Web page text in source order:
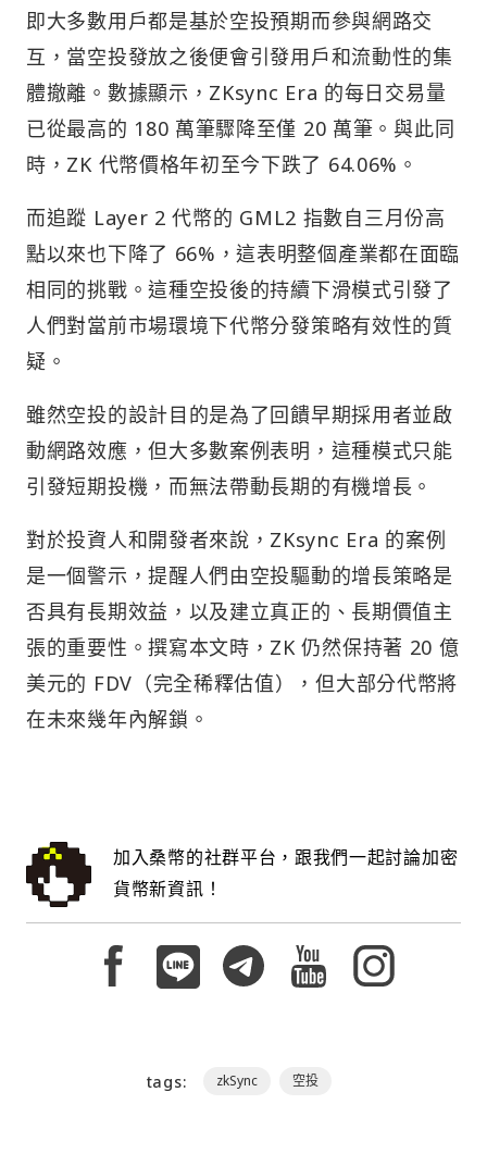
即大多數用戶都是基於空投預期而參與網路交
互，當空投發放之後便會引發用戶和流動性的集
體撤離。數據顯示，ZKsync Era 的每日交易量
已從最高的 180 萬筆驟降至僅 20 萬筆。與此同
時，ZK 代幣價格年初至今下跌了 64.06%。
而追蹤 Layer 2 代幣的 GML2 指數自三月份高
點以來也下降了 66%，這表明整個產業都在面臨
相同的挑戰。這種空投後的持續下滑模式引發了
人們對當前市場環境下代幣分發策略有效性的質
疑。
雖然空投的設計目的是為了回饋早期採用者並啟
動網路效應，但大多數案例表明，這種模式只能
引發短期投機，而無法帶動長期的有機增長。
對於投資人和開發者來說，ZKsync Era 的案例
是一個警示，提醒人們由空投驅動的增長策略是
否具有長期效益，以及建立真正的、長期價值主
張的重要性。撰寫本文時，ZK 仍然保持著 20 億
美元的 FDV（完全稀釋估值），但大部分代幣將
在未來幾年內解鎖。
加入桑幣的社群平台，跟我們一起討論加密
貨幣新資訊！
tags: zkSync 空投